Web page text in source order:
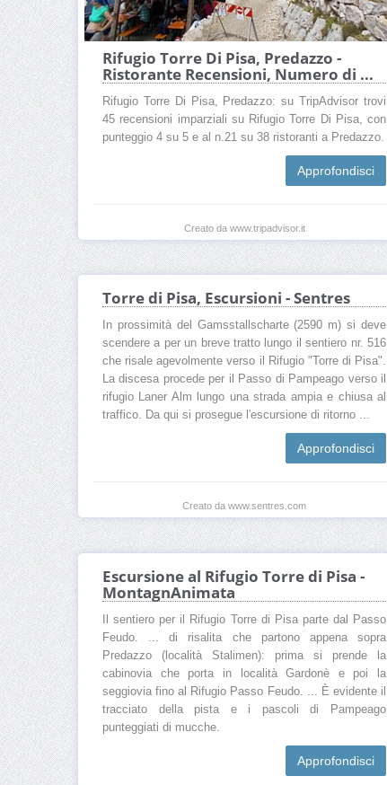
Rifugio Torre Di Pisa, Predazzo -
Ristorante Recensioni, Numero di ...
Rifugio Torre Di Pisa, Predazzo: su TripAdvisor trovi
45 recensioni imparziali su Rifugio Torre Di Pisa, con
punteggio 4 su 5 e al n.21 su 38 ristoranti a Predazzo.
Approfondisci
Creato da www.tripadvisor.it
Torre di Pisa, Escursioni - Sentres
In prossimità del Gamsstallscharte (2590 m) si deve
scendere a per un breve tratto lungo il sentiero nr. 516
che risale agevolmente verso il Rifugio "Torre di Pisa".
La discesa procede per il Passo di Pampeago verso il
rifugio Laner Alm lungo una strada ampia e chiusa al
traffico. Da qui si prosegue l'escursione di ritorno ...
Approfondisci
Creato da www.sentres.com
Escursione al Rifugio Torre di Pisa -
MontagnAnimata
Il sentiero per il Rifugio Torre di Pisa parte dal Passo
Feudo. ... di risalita che partono appena sopra
Predazzo (località Stalimen): prima si prende la
cabinovia che porta in località Gardonè e poi la
seggiovia fino al Rifugio Passo Feudo. ... È evidente il
tracciato della pista e i pascoli di Pampeago
punteggiati di mucche.
Approfondisci